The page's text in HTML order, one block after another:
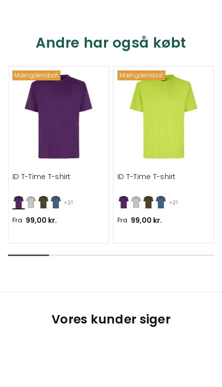
Andre har også købt
Mængderabat
+21
ID T-Time T-shirt
Fra 99,00 kr.
Mængderabat
+21
ID T-Time T-shirt
Fra 99,00 kr.
Vores kunder siger